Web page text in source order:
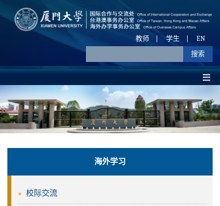
教师 学生 EN
海外学习
校际交流